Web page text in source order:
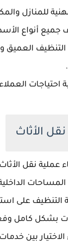
للمنازل
جميع أنواع
العميق
احتياجات
عملية نقل
على
بشكل كامل
بين